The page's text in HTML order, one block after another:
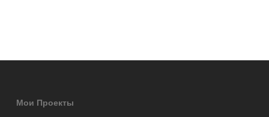
Мои Проекты